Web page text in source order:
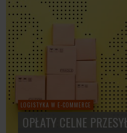
LOGISTYKA W E-COMMERCE
OPŁATY CELNE